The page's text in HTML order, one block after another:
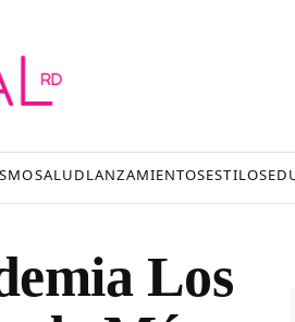
SALUDLANZAMIENTOSESTILOS
Los